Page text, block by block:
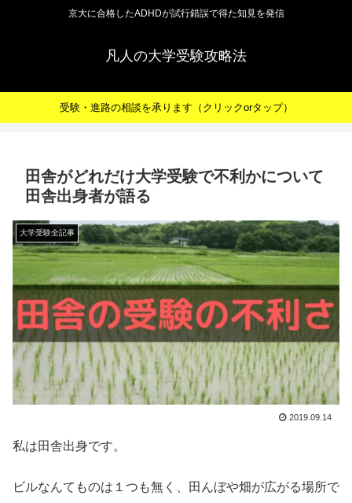
京大に合格したADHDが試行錯誤で得た知見を発信
凡人の大学受験攻略法
受験・進路の相談を承ります（クリックorタップ）
田舎がどれだけ大学受験で不利かについて
田舎出身者が語る
大学受験全記事
2019.09.14
私は田舎出身です。
ビルなんてものは１つも無く、田んぼや畑が広がる場所で